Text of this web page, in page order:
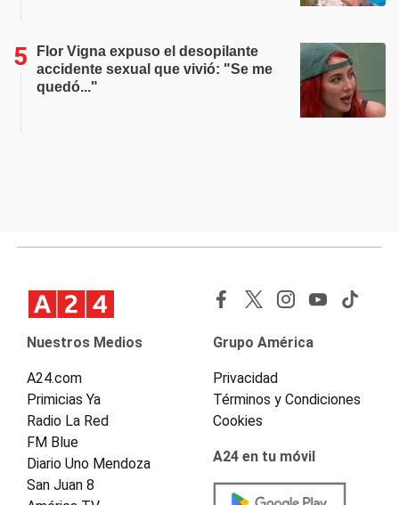
Flor Vigna expuso el desopilante
accidente sexual que vivió: "Se me
quedó..."
Nuestros Medios
A24.com
Primicias Ya
Radio La Red
FM Blue
Diario Uno Mendoza
San Juan 8
Grupo América
Privacidad
Términos y Condiciones
Cookies
A24 en tu móvil